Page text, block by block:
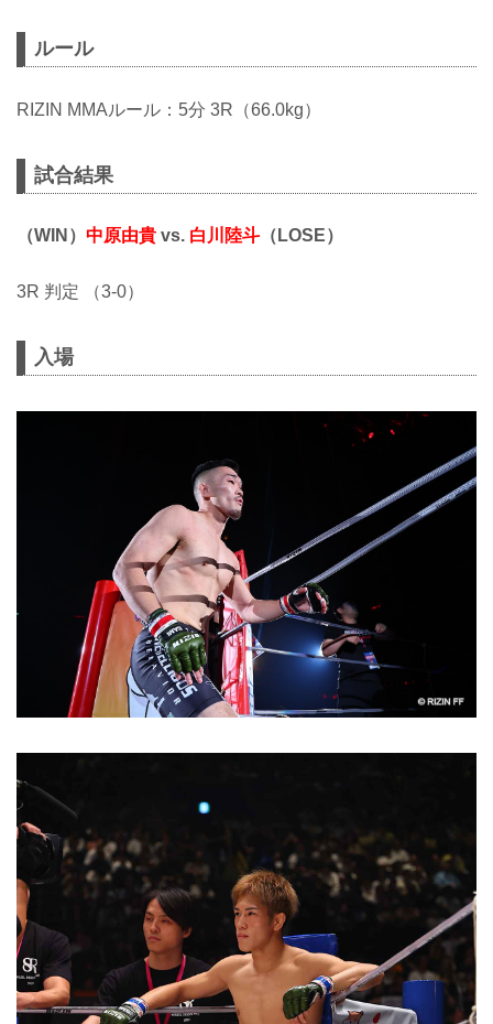
ルール
RIZIN MMAルール：5分 3R（66.0kg）
試合結果
（WIN） 中原由貴 vs. 白川陸斗 （LOSE）
3R 判定 （3-0）
入場